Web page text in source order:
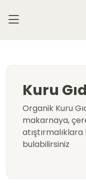
Kuru
Organik Kuru
makarnaya,
bulabilirsiniz